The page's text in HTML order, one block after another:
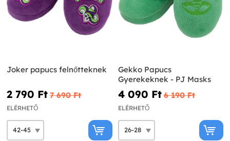
Joker papucs felnőtteknek
2 790 Ft‎ 7 690 Ft‎
ELÉRHETŐ
Gekko Papucs
Gyerekeknek - PJ Masks
4 090 Ft‎ 6 190 Ft‎
ELÉRHETŐ